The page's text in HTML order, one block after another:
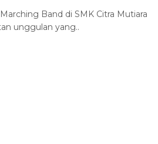
Band di SMK Citra Mutiara
unggulan yang..